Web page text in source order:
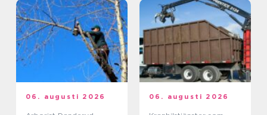
06. augusti 2026 06. augusti 2026